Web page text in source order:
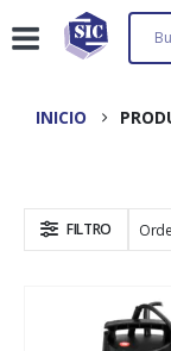
INICIO
FILTRO